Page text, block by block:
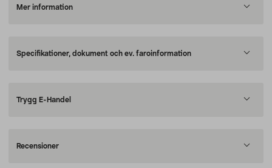
Mer information
Specifikationer, dokument och ev. faroinformation
Trygg E-Handel
Recensioner